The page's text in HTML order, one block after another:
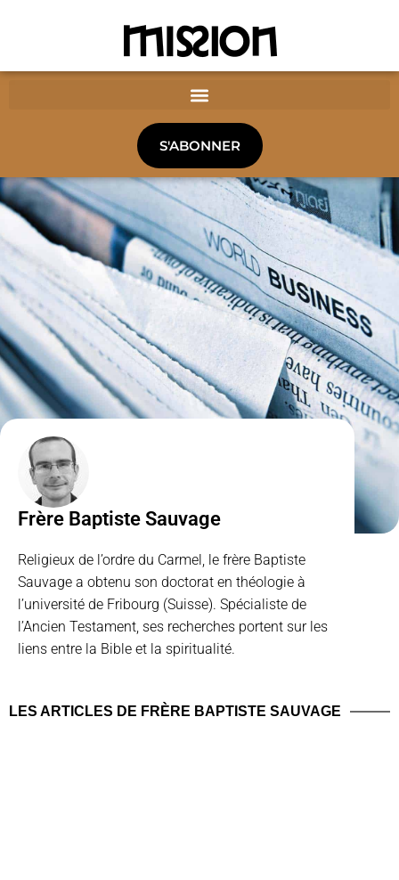
S'ABONNER
Frère Baptiste Sauvage
Religieux de l’ordre du Carmel, le frère Baptiste
Sauvage a obtenu son doctorat en théologie à
l’université de Fribourg (Suisse). Spécialiste de
l’Ancien Testament, ses recherches portent sur les
liens entre la Bible et la spiritualité.
LES ARTICLES DE FRÈRE BAPTISTE SAUVAGE